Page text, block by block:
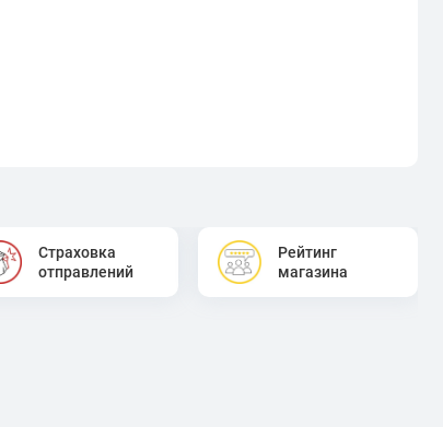
Страховка
отправлений
Рейтинг
магазина